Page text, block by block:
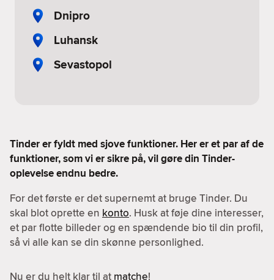
Dnipro
Luhansk
Sevastopol
Tinder er fyldt med sjove funktioner. Her er et par af de
funktioner, som vi er sikre på, vil gøre din Tinder-
oplevelse endnu bedre.
For det første er det supernemt at bruge Tinder. Du
skal blot oprette en konto. Husk at føje dine interesser,
et par flotte billeder og en spændende bio til din profil,
så vi alle kan se din skønne personlighed.
Nu er du helt klar til at matche!